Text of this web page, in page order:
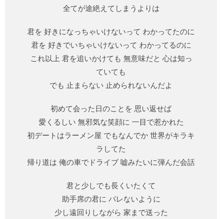
全てが途絶えてしまうよりは
君を 好きになっちゃいけないって わかってたのに
君を 好きでいちゃいけないって わかってるのに
これ以上 君を追いかけても 無意味だと 心は知っ
ていても
でも 止まらない 止められないんだよ
初めて会った日のことを 思い返せば
愛くるしい 無邪気な笑顔に 一目で惹かれた
初デートはラーメン屋 でもなんでか 世界がキラキ
ラしてた
帰り道は 俺の車でドライブ 嘘みたいに弾んだ会話
君と少しでも長くいたくて
助手席の君に バレないように
少し遠回りしながら 家まで送った